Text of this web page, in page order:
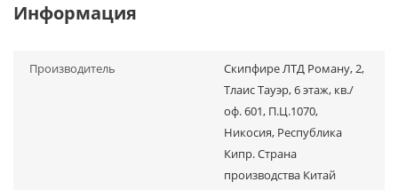
Информация
Производитель
Скипфире ЛТД Роману, 2,
Тлаис Тауэр, 6 этаж, кв./
оф. 601, П.Ц.1070,
Никосия, Республика
Кипр. Страна
производства Китай